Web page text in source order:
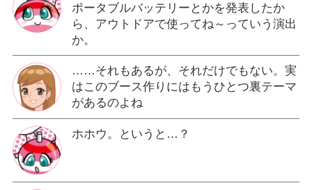
ポータブルバッテリーとかを発表したか
ら、アウトドアで使ってね～っていう演出
か。
……それもあるが、それだけでもない。実
はこのブース作りにはもうひとつ裏テーマ
があるのよね
ホホウ。というと…？